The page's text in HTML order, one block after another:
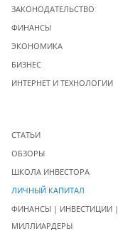
ЗАКОНОДАТЕЛЬСТВО
ФИНАНСЫ
ЭКОНОМИКА
БИЗНЕС
ИНТЕРНЕТ И ТЕХНОЛОГИИ
СТАТЬИ
ОБЗОРЫ
ШКОЛА ИНВЕСТОРА
ЛИЧНЫЙ КАПИТАЛ
ФИНАНСЫ | ИНВЕСТИЦИИ |
МИЛЛИАРДЕРЫ